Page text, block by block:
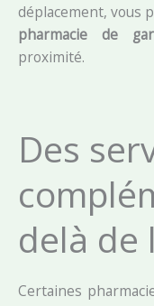
déplacement, vous
pharmacie de
proximité.
Des
delà de
Certaines